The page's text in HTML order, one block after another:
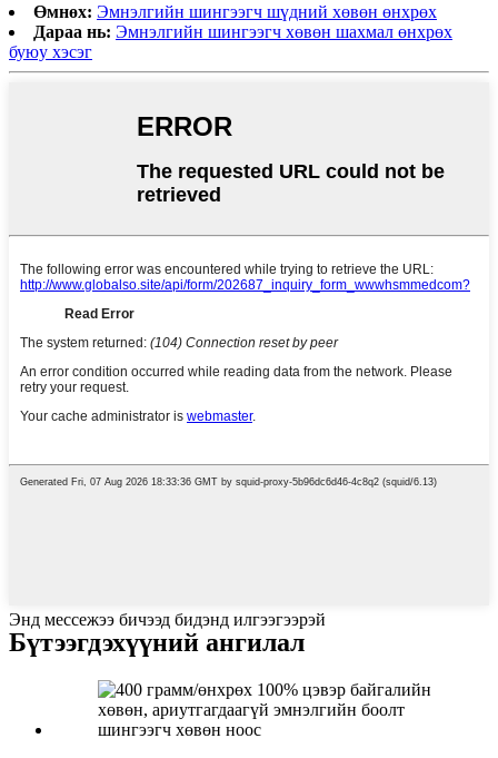
Өмнөх: Эмнэлгийн шингээгч шүдний хөвөн өнхрөх
Дараа нь: Эмнэлгийн шингээгч хөвөн шахмал өнхрөх
буюу хэсэг
Энд мессежээ бичээд бидэнд илгээгээрэй
Бүтээгдэхүүний ангилал